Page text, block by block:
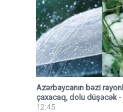
Azərbaycanın bəzi
çaxacaq, dolu düşəcək -
12:45